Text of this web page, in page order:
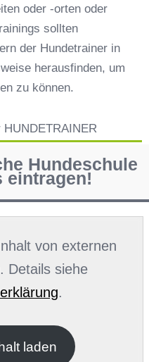
oder -orten oder
sollten
der Hundetrainer in
herausfinden, um
zu können.
Hundeschule
eintragen!
von externen
Details siehe
.
laden